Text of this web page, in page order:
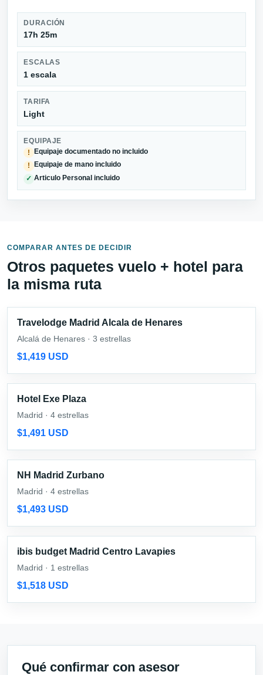
DURACIÓN
17h 25m
ESCALAS
1 escala
TARIFA
Light
EQUIPAJE
!
Equipaje documentado no incluido
! Equipaje de mano incluido
✓ Articulo Personal incluido
COMPARAR ANTES DE DECIDIR
Otros paquetes vuelo + hotel para
la misma ruta
Travelodge Madrid Alcala de Henares
Alcalá de Henares · 3 estrellas
$1,419 USD
Hotel Exe Plaza
Madrid · 4 estrellas
$1,491 USD
NH Madrid Zurbano
Madrid · 4 estrellas
$1,493 USD
ibis budget Madrid Centro Lavapies
Madrid · 1 estrellas
$1,518 USD
Qué confirmar con asesor